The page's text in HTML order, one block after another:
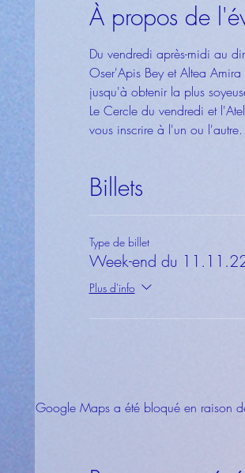
À propos de
Du vendredi après-midi au
Oser'Apis Bey et Altea
jusqu'à obtenir la plus
Le Cercle du vendredi et
vous inscrire à l'un ou l'autre.
Billets
Type de billet
Week-end du
Plus d'info
Google Maps a été bloqué en raison